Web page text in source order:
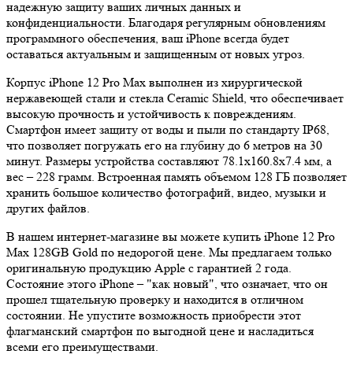
надежную защиту ваших личных данных и
конфиденциальности. Благодаря регулярным обновлениям
программного обеспечения, ваш iPhone всегда будет
оставаться актуальным и защищенным от новых угроз.
Корпус iPhone 12 Pro Max выполнен из хирургической
нержавеющей стали и стекла Ceramic Shield, что обеспечивает
высокую прочность и устойчивость к повреждениям.
Смартфон имеет защиту от воды и пыли по стандарту IP68,
что позволяет погружать его на глубину до 6 метров на 30
минут. Размеры устройства составляют 78.1x160.8x7.4 мм, а
вес – 228 грамм. Встроенная память объемом 128 ГБ позволяет
хранить большое количество фотографий, видео, музыки и
других файлов.
В нашем интернет-магазине вы можете купить iPhone 12 Pro
Max 128GB Gold по недорогой цене. Мы предлагаем только
оригинальную продукцию Apple с гарантией 2 года.
Состояние этого iPhone – "как новый", что означает, что он
прошел тщательную проверку и находится в отличном
состоянии. Не упустите возможность приобрести этот
флагманский смартфон по выгодной цене и насладиться
всеми его преимуществами.